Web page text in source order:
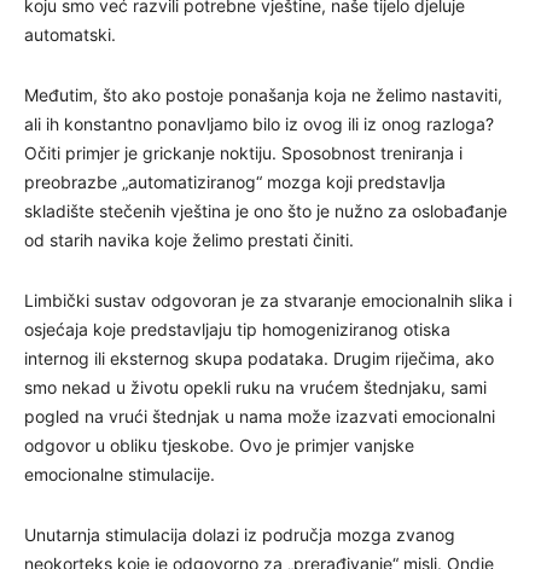
koju smo već razvili potrebne vještine, naše tijelo djeluje
automatski.
Međutim, što ako postoje ponašanja koja ne želimo nastaviti,
ali ih konstantno ponavljamo bilo iz ovog ili iz onog razloga?
Očiti primjer je grickanje noktiju. Sposobnost treniranja i
preobrazbe „automatiziranog“ mozga koji predstavlja
skladište stečenih vještina je ono što je nužno za oslobađanje
od starih navika koje želimo prestati činiti.
Limbički sustav odgovoran je za stvaranje emocionalnih slika i
osjećaja koje predstavljaju tip homogeniziranog otiska
internog ili eksternog skupa podataka. Drugim riječima, ako
smo nekad u životu opekli ruku na vrućem štednjaku, sami
pogled na vrući štednjak u nama može izazvati emocionalni
odgovor u obliku tjeskobe. Ovo je primjer vanjske
emocionalne stimulacije.
Unutarnja stimulacija dolazi iz područja mozga zvanog
neokorteks koje je odgovorno za „prerađivanje“ misli. Ondje